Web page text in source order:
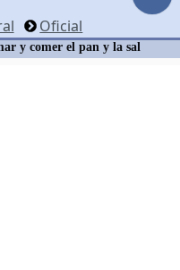
Oficial
y comer el pan y la sal